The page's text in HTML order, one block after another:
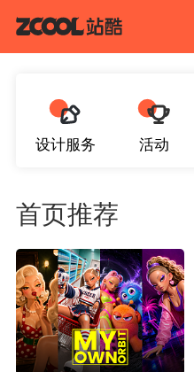
设计服务 活动
首页推荐